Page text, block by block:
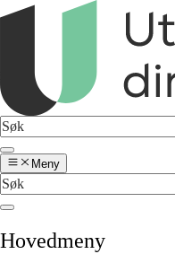
Meny
Hovedmeny